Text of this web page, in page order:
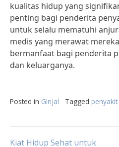
kualitas hidup yang
penting bagi penderita
untuk selalu mematuhi
medis yang merawat
bermanfaat bagi penderita
dan keluarganya.
Posted in Ginjal Tagged
Kiat Hidup Sehat untuk